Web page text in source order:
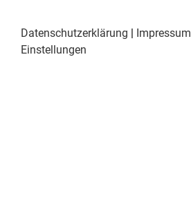
Datenschutzerklärung Impressum
Einstellungen